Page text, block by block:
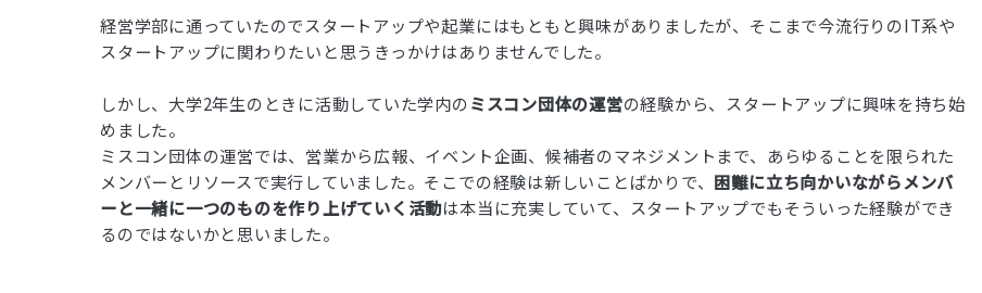
経営学部に通っていたのでスタートアップや起業にはもともと興味がありましたが、そこまで今流行りのIT系や
スタートアップに関わりたいと思うきっかけはありませんでした。
しかし、大学2年生のときに活動していた学内のミスコン団体の運営の経験から、スタートアップに興味を持ち始
めました。
ミスコン団体の運営では、営業から広報、イベント企画、候補者のマネジメントまで、あらゆることを限られた
メンバーとリソースで実行していました。そこでの経験は新しいことばかりで、 困難に立ち向かいながらメンバ
ーと一緒に一つのものを作り上げていく活動は本当に充実していて、スタートアップでもそういった経験ができ
るのではないかと思いました。